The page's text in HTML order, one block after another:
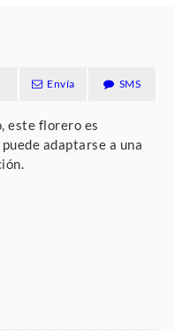
Envía SMS
este florero es
adaptarse a una